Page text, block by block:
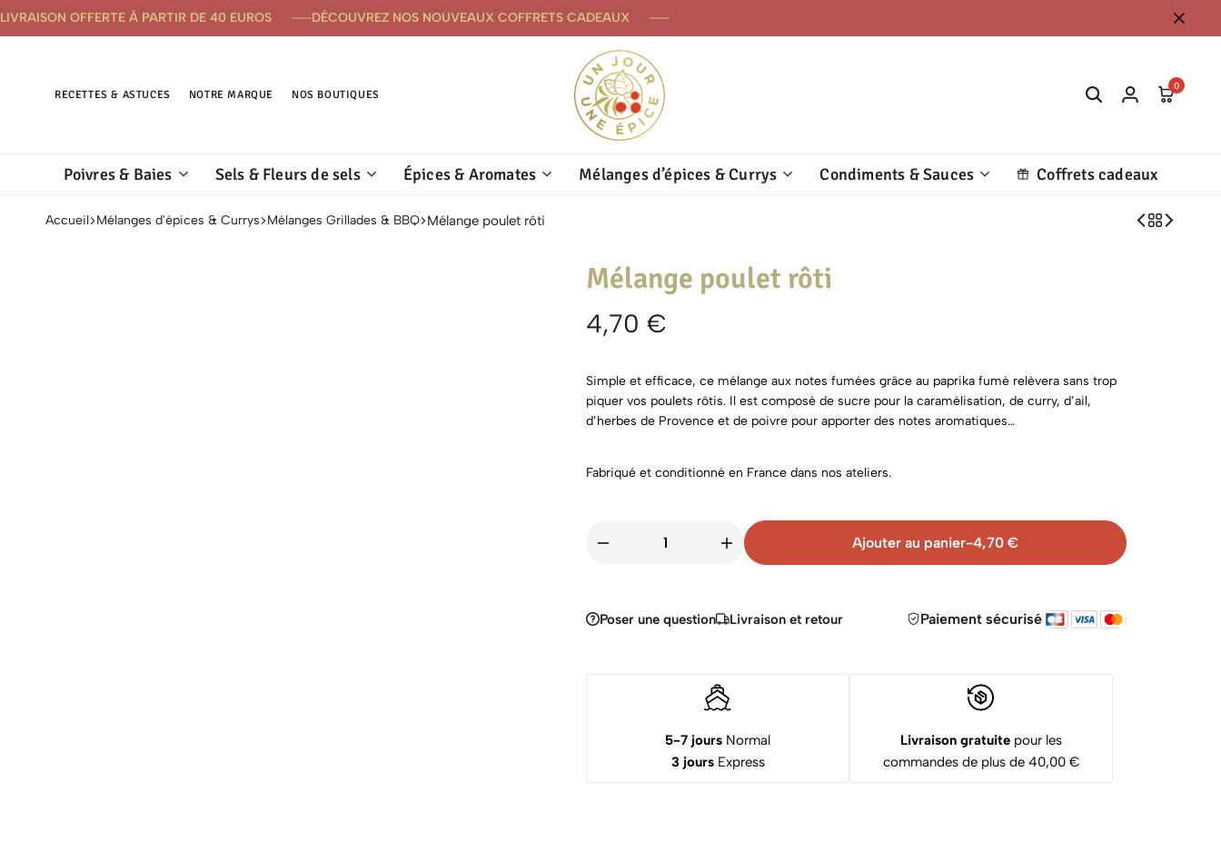
LIVRAISON OFFERTE À PARTIR DE 40 EUROS DÉCOUVREZ NOS NOUVEAUX COFFRETS CADEAUX
RECETTES & ASTUCES NOTRE MARQUE NOS BOUTIQUES
Jour
de
0
Poivres & Baies Sels & Fleurs de sels Épices & Aromates Mélanges d’épices & Currys Condiments & Sauces Coffrets cadeaux
Accueil Mélanges d'épices & Currys Mélanges Grillades & BBQ Mélange poulet rôti
Mélange poulet rôti
4,70 €
Simple et efficace, ce mélange aux notes fumées grâce au paprika fumé relèvera sans trop
piquer vos poulets rôtis. Il est composé de sucre pour la caramélisation, de curry, d’ail,
d’herbes de Provence et de poivre pour apporter des notes aromatiques…
Fabriqué et conditionné en France dans nos ateliers.
Ajouter au panier-4,70 €
Poser une question Livraison et retour Paiement sécurisé
5-7 jours Normal
3 jours Express
Livraison gratuite pour les
commandes de plus de 40,00 €